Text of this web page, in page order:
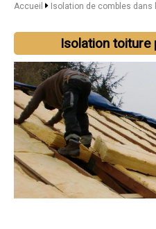
Accueil Isolation de combles dans
Isolation toiture